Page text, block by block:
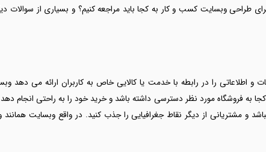
وبسایت کسب و کار به کجا باید مراجعه کنیم؟ و بسیاری از سوالات
اطلاعاتی را در رابطه با خدمت یا کالایی خاص به کاربران ارائه می دهد
به فروشگاه مورد نظر دسترسی داشته باشد و خرید خود را به راحتی انجام
و مشتریانی از دیگر نقاط جغرافیایی را جذب کنید. در واقع وبسایت